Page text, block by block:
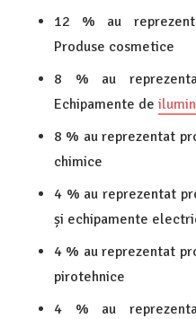
12 % au
Produse cosmetice
8 % au
Echipamente de
8 % au reprezentat
chimice
4 % au reprezentat
și echipamente
4 % au reprezentat
pirotehnice
4 % au